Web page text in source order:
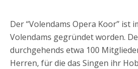
Der “Volendams Opera Koor” ist
Volendams gegründet worden.
durchgehends etwa 100
Herren, für die das Singen ihr